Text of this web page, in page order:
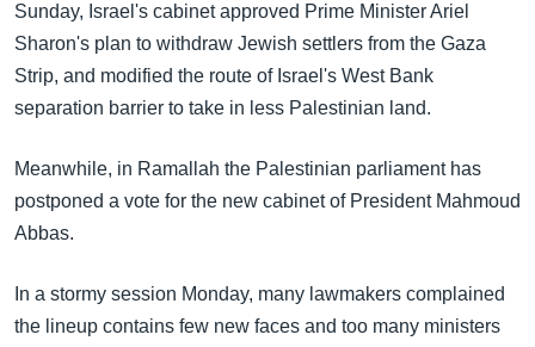
သို့
ကျော်
ကြည့်
ရန်
နေရာ
ကျော်
ရန်
ဗွီအိုအေ လူမှုကွန်ယက်များ
Sunday, Israel's cabinet approved Prime Minister Ariel
Sharon's plan to withdraw Jewish settlers from the Gaza
Strip, and modified the route of Israel's West Bank
separation barrier to take in less Palestinian land.
Meanwhile, in Ramallah the Palestinian parliament has
postponed a vote for the new cabinet of President Mahmoud
Abbas.
In a stormy session Monday, many lawmakers complained
the lineup contains few new faces and too many ministers